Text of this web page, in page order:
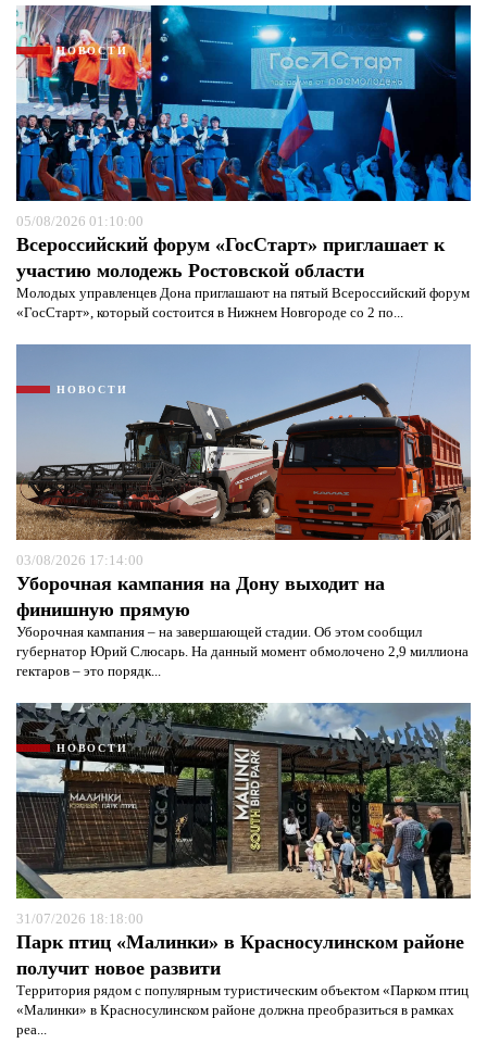
НОВОСТИ
05/08/2026 01:10:00
Всероссийский форум «ГосСтарт» приглашает к
участию молодежь Ростовской области
Молодых управленцев Дона приглашают на пятый Всероссийский форум
«ГосСтарт», который состоится в Нижнем Новгороде со 2 по...
НОВОСТИ
03/08/2026 17:14:00
Уборочная кампания на Дону выходит на
финишную прямую
Уборочная кампания – на завершающей стадии. Об этом сообщил
губернатор Юрий Слюсарь. На данный момент обмолочено 2,9 миллиона
гектаров – это порядк...
НОВОСТИ
31/07/2026 18:18:00
Парк птиц «Малинки» в Красносулинском районе
получит новое развити
Территория рядом с популярным туристическим объектом «Парком птиц
«Малинки» в Красносулинском районе должна преобразиться в рамках
реа...
Я согласен сполитикой конфиденциальности и
защиты информации*